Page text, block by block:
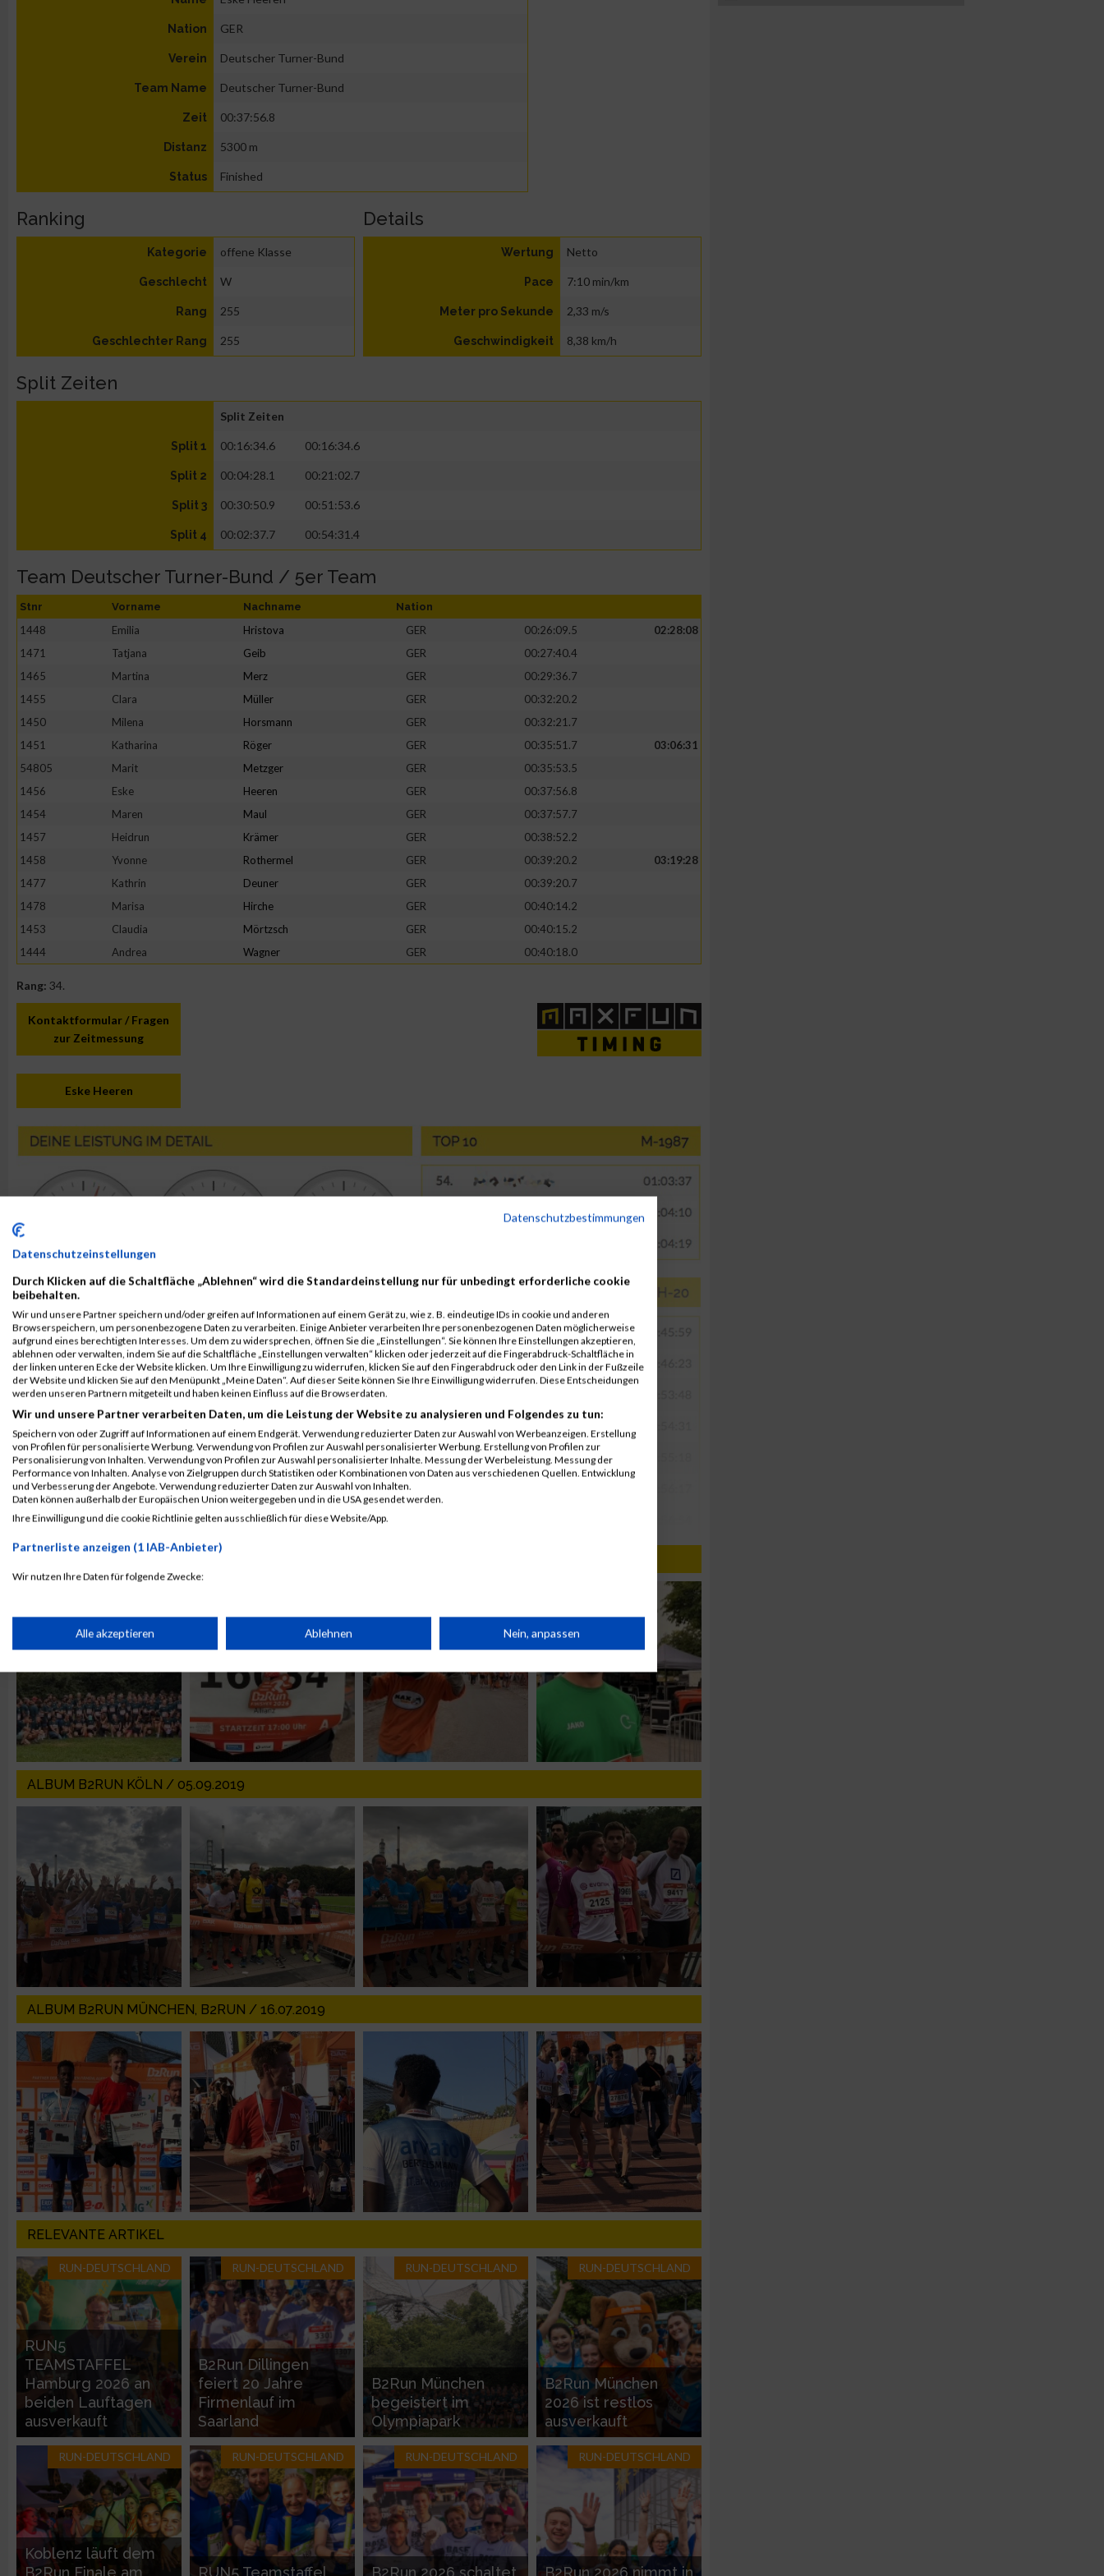
Nation GER
Verein Deutscher Turner-Bund
Team Name Deutscher Turner-Bund
Zeit 00:37:56.8
Distanz 5300 m
Status Finished
Ranking
Kategorie offene Klasse
Geschlecht W
Rang 255
Geschlechter Rang 255
Details
Wertung Netto
Pace 7:10 min/km
Meter pro Sekunde 2,33 m/s
Geschwindigkeit 8,38 km/h
Split Zeiten
Split Zeiten
Split 1 00:16:34.6 00:16:34.6
Split 2 00:04:28.1 00:21:02.7
Split 3 00:30:50.9 00:51:53.6
Split 4 00:02:37.7 00:54:31.4
Team Deutscher Turner-Bund / 5er Team
Stnr Vorname Nachname Nation
1448 Emilia Hristova GER 00:26:09.5
02:28:08
1471
Tatjana Geib GER
00:27:40.4
1465
Martina Merz GER
00:29:36.7
1455
Clara Müller GER
00:32:20.2
1450
Milena Horsmann GER
00:32:21.7
1451
Katharina Röger GER 00:35:51.7
03:06:31
54805
Marit Metzger GER
00:35:53.5
1456
Eske Heeren GER
00:37:56.8
1454
Maren Maul GER
00:37:57.7
1457
Heidrun Krämer GER
00:38:52.2
1458
Yvonne Rothermel GER 00:39:20.2
03:19:28
1477
Kathrin Deuner GER
00:39:20.7
1478
Marisa Hirche GER
00:40:14.2
1453
Claudia Mörtzsch GER
00:40:15.2
1444
Andrea Wagner GER 00:40:18.0
Rang: 34.
Kontaktformular / Fragen
zur Zeitmessung
Eske Heeren
ALBUM B2RUN KÖLN / 05.09.2019
ALBUM B2RUN MÜNCHEN, B2RUN / 16.07.2019
RELEVANTE ARTIKEL
RUN-DEUTSCHLAND
RUN5
TEAMSTAFFEL
Hamburg 2026 an
beiden Lauftagen
ausverkauft
RUN-DEUTSCHLAND
B2Run Dillingen
feiert 20 Jahre
Firmenlauf im
Saarland
RUN-DEUTSCHLAND
B2Run München
begeistert im
Olympiapark
RUN-DEUTSCHLAND
B2Run München
2026 ist restlos
ausverkauft
RUN-DEUTSCHLAND
Koblenz läuft dem
B2Run Finale am
RUN-DEUTSCHLAND
RUN5 Teamstaffel
RUN-DEUTSCHLAND
B2Run 2026 schaltet
RUN-DEUTSCHLAND
B2Run 2026 nimmt in
Datenschutzbestimmungen
Datenschutzeinstellungen
Durch Klicken auf die Schaltfläche „Ablehnen“ wird die Standardeinstellung nur für unbedingt erforderliche cookie
beibehalten.
Wir und unsere Partner speichern und/oder greifen auf Informationen auf einem Gerät zu, wie z. B. eindeutige IDs in cookie und anderen
Browserspeichern, um personenbezogene Daten zu verarbeiten. Einige Anbieter verarbeiten Ihre personenbezogenen Daten möglicherweise
aufgrund eines berechtigten Interesses. Um dem zu widersprechen, öffnen Sie die „Einstellungen“. Sie können Ihre Einstellungen akzeptieren,
ablehnen oder verwalten, indem Sie auf die Schaltfläche „Einstellungen verwalten“ klicken oder jederzeit auf die Fingerabdruck-Schaltfläche in
der linken unteren Ecke der Website klicken. Um Ihre Einwilligung zu widerrufen, klicken Sie auf den Fingerabdruck oder den Link in der Fußzeile
der Website und klicken Sie auf den Menüpunkt „Meine Daten“. Auf dieser Seite können Sie Ihre Einwilligung widerrufen. Diese Entscheidungen
werden unseren Partnern mitgeteilt und haben keinen Einfluss auf die Browserdaten.
Wir und unsere Partner verarbeiten Daten, um die Leistung der Website zu analysieren und Folgendes zu tun:
Speichern von oder Zugriff auf Informationen auf einem Endgerät. Verwendung reduzierter Daten zur Auswahl von Werbeanzeigen. Erstellung
von Profilen für personalisierte Werbung. Verwendung von Profilen zur Auswahl personalisierter Werbung. Erstellung von Profilen zur
Personalisierung von Inhalten. Verwendung von Profilen zur Auswahl personalisierter Inhalte. Messung der Werbeleistung. Messung der
Performance von Inhalten. Analyse von Zielgruppen durch Statistiken oder Kombinationen von Daten aus verschiedenen Quellen. Entwicklung
und Verbesserung der Angebote. Verwendung reduzierter Daten zur Auswahl von Inhalten.
Daten können außerhalb der Europäischen Union weitergegeben und in die USA gesendet werden.
Ihre Einwilligung und die cookie Richtlinie gelten ausschließlich für diese Website/App.
Partnerliste anzeigen (1 IAB-Anbieter)
Wir nutzen Ihre Daten für folgende Zwecke:
Speichern von oder Zugriff auf Informationen auf einem Endgerät
Verwendung reduzierter Daten zur Auswahl von Werbeanzeigen
Erstellung von Profilen für personalisierte Werbung
Verwendung von Profilen zur Auswahl personalisierter Werbung
Erstellung von Profilen zur Personalisierung von Inhalten
Verwendung von Profilen zur Auswahl personalisierter Inhalte
Messung der Werbeleistung
Messung der Performance von Inhalten
Analyse von Zielgruppen durch Statistiken oder Kombinationen von Daten aus
verschiedenen Quellen
Entwicklung und Verbesserung der Angebote
Verwendung reduzierter Daten zur Auswahl von Inhalten
IAB-Besonderheiten:
Verwendung genauer Standortdaten
Geräte anhand von aktiv angeforderten Informationen identifizieren
Nicht-IAB-Verarbeitungszwecke:
Notwendig
Performance
Werbung
Alle akzeptieren Ablehnen Nein, anpassen